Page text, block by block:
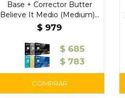
Base + Corrector Butter
Believe It Medio (Medium) -
Physicians
$ 979
$ 685
$ 783